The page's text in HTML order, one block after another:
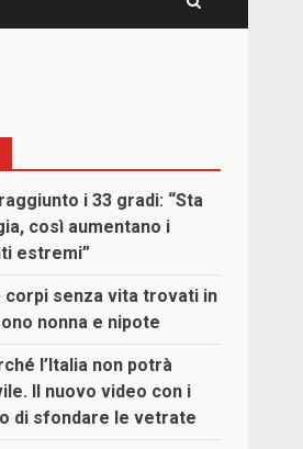
i 33 gradi: “Sta
così aumentano i
estremi”
corpi senza vita trovati in
nonna e nipote
l’Italia non potrà
Il nuovo video con i
di sfondare le vetrate